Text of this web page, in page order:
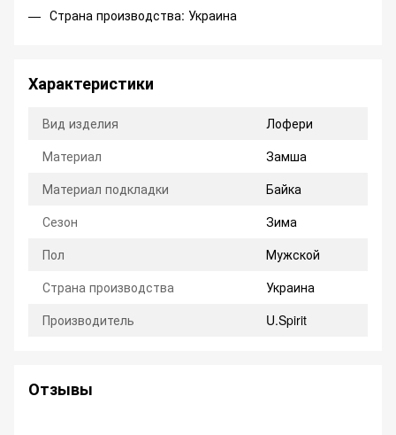
Страна производства: Украина
Характеристики
Вид изделия
Лофери
Материал
Замша
Материал подкладки
Байка
Сезон
Зима
Пол
Мужской
Страна производства
Украина
Производитель
U.Spirit
Отзывы